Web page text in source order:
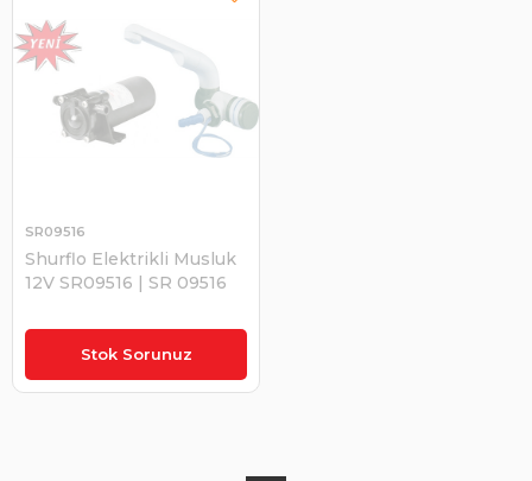
Stok Sorunuz
Shurflo Elektrikli Musluk
12V SR09516 | SR 09516
SR09516
₺1.411,79